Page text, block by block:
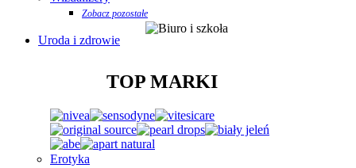
Zobacz pozostałe
Uroda i zdrowie
TOP MARKI
Erotyka